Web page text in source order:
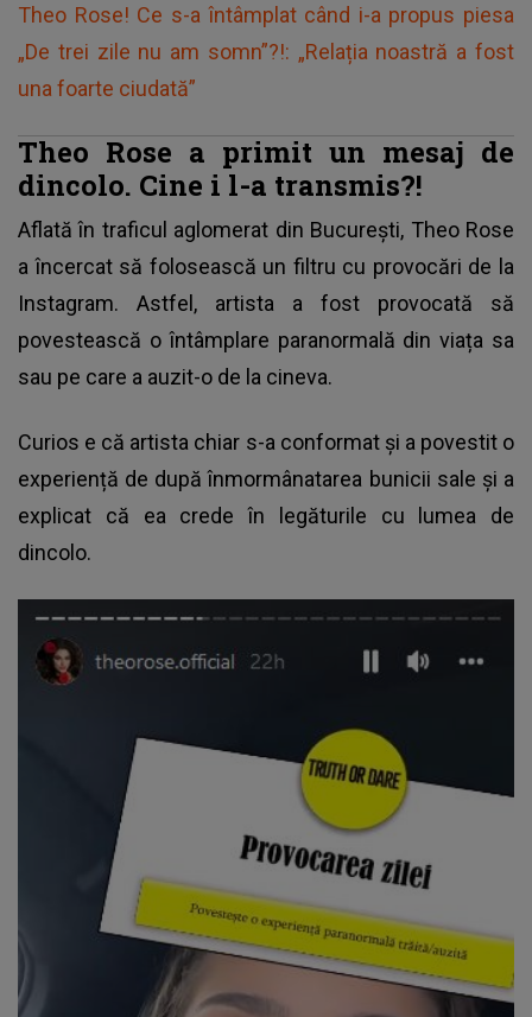
Theo Rose! Ce s-a întâmplat când i-a propus piesa
„De trei zile nu am somn”?!: „Relația noastră a fost
una foarte ciudată”
Theo Rose a primit un mesaj de
dincolo. Cine i l-a transmis?!
Aflată în traficul aglomerat din București, Theo Rose
a încercat să folosească un filtru cu provocări de la
Instagram. Astfel, artista a fost provocată să
povestească o întâmplare paranormală din viața sa
sau pe care a auzit-o de la cineva.
Curios e că artista chiar s-a conformat și a povestit o
experiență de după înmormânatarea bunicii sale și a
explicat că ea crede în legăturile cu lumea de
dincolo.